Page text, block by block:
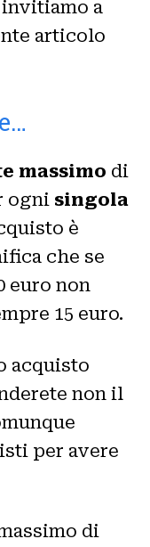
a
articolo
massimo di
ogni singola
è
che se
euro non
15 euro.
acquisto
non il
per avere
di